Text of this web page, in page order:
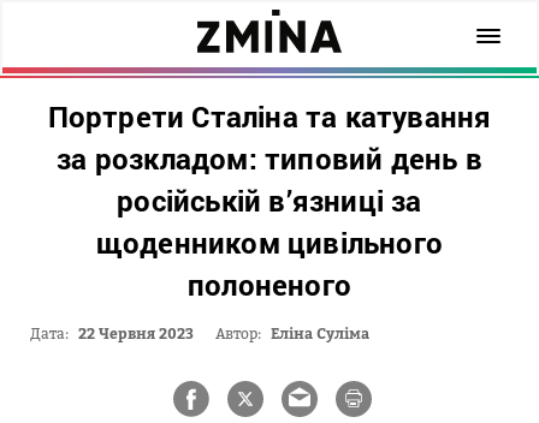
Портрети Сталіна та катування
за розкладом: типовий день в
російській в’язниці за
щоденником цивільного
полоненого
Дата: 22 Червня 2023 Автор: Еліна Суліма